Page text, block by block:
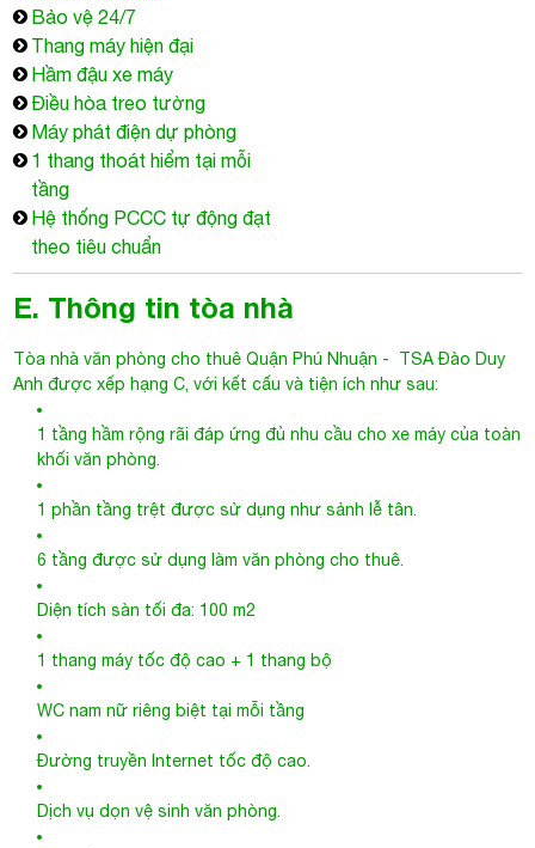
Bảo vệ 24/7
Thang máy hiện đại
Hầm đậu xe máy
Điều hòa treo tường
Máy phát điện dự phòng
1 thang thoát hiểm tại mỗi
tầng
Hệ thống PCCC tự động đạt
theo tiêu chuẩn
E. Thông tin tòa nhà
Tòa nhà văn phòng cho thuê Quận Phú Nhuận - TSA Đào Duy
Anh được xếp hạng C, với kết cấu và tiện ích như sau:
1 tầng hầm rộng rãi đáp ứng đủ nhu cầu cho xe máy của toàn
khối văn phòng.
1 phần tầng trệt được sử dụng như sảnh lễ tân.
6 tầng được sử dụng làm văn phòng cho thuê.
Diện tích sàn tối đa: 100 m2
1 thang máy tốc độ cao + 1 thang bộ
WC nam nữ riêng biệt tại mỗi tầng
Đường truyền Internet tốc độ cao.
Dịch vụ dọn vệ sinh văn phòng.